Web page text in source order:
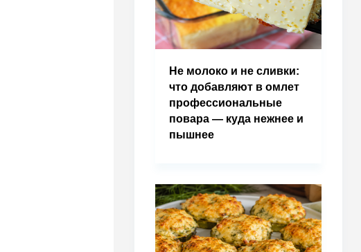
Не молоко и не сливки:
что добавляют в омлет
профессиональные
повара — куда нежнее и
пышнее